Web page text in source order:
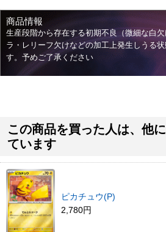
商品情報
生産段階から存在する初期不良（微細な白
ラ・レリーフ欠けなどの加工上発生しうる
す。予めご了承ください
この商品を買った人は、他
ています
ピカチュウ(P)
2,780円